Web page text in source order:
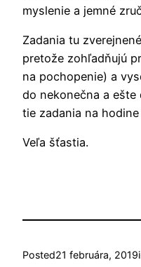
myslenie a jemné
Zadania tu
pretože zohľadňujú
na pochopenie) a
do nekonečna a ešte
tie zadania na
Veľa šťastia.
Posted21 februára, 2019